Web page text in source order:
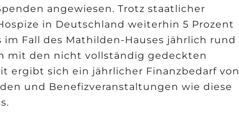
angewiesen. Trotz staatlicher
in Deutschland weiterhin 5 Prozent
Fall des Mathilden-Hauses jährlich rund
mit den nicht vollständig gedeckten
ergibt sich ein jährlicher Finanzbedarf von
und Benefizveranstaltungen wie diese